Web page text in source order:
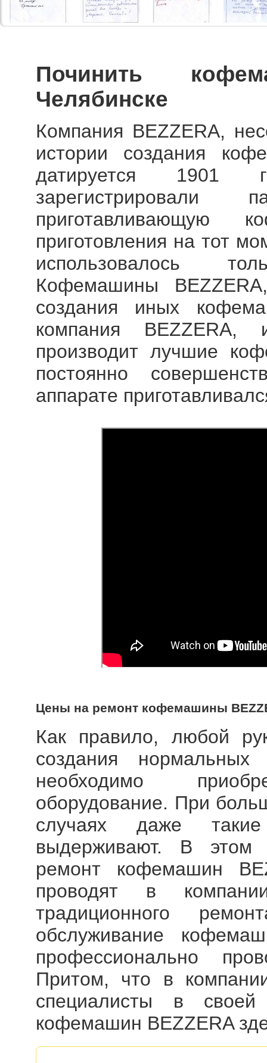
Починить
Челябинске
Компания BEZZERA,
истории создания
датируется 1901
приготавливающую
приготовления на тот
использовалось
Кофемашины
создания иных
компания BEZZERA,
производит лучшие
постоянно
аппарате
Цены на ремонт кофемашины
Как правило, любой
создания нормальных
необходимо
оборудование. При
случаях даже
выдерживают. В этом
ремонт кофемашин
проводят в
традиционного
обслуживание
профессионально
Притом, что в
специалисты в
кофемашин BEZZERA